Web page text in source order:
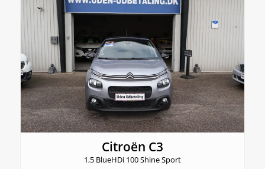
Citroën C3
1,5 BlueHDi 100 Shine Sport